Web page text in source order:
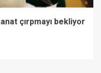
çırpmayı bekliyor